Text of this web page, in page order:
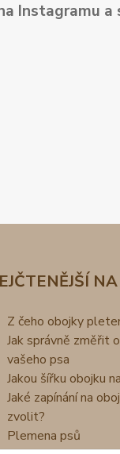
Instagramu
Z čeho obojky
Jak správně změřit
vašeho psa
Jakou šířku obojku
Jaké zapínání na
zvolit?
Plemena psů